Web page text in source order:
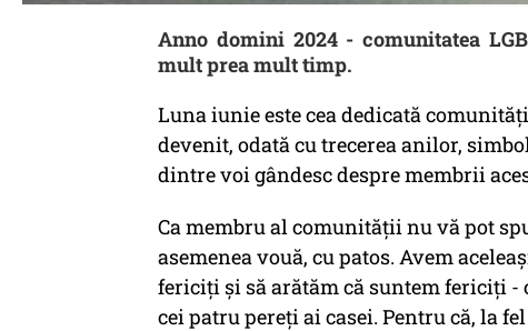
Anno domini 2024 - comunitatea
mult prea mult timp.
Luna iunie este cea dedicată
devenit, odată cu trecerea anilor,
dintre voi gândesc despre membrii
Ca membru al comunității nu vă pot
asemenea vouă, cu patos. Avem
fericiți și să arătăm că suntem fericiți -
cei patru pereți ai casei. Pentru că, la